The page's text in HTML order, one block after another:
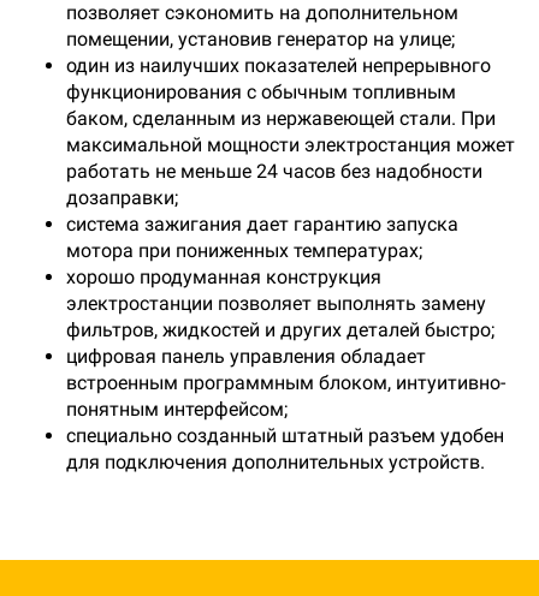
позволяет сэкономить на дополнительном
помещении, установив генератор на улице;
один из наилучших показателей непрерывного
функционирования с обычным топливным
баком, сделанным из нержавеющей стали. При
максимальной мощности электростанция может
работать не меньше 24 часов без надобности
дозаправки;
система зажигания дает гарантию запуска
мотора при пониженных температурах;
хорошо продуманная конструкция
электростанции позволяет выполнять замену
фильтров, жидкостей и других деталей быстро;
цифровая панель управления обладает
встроенным программным блоком, интуитивно-
понятным интерфейсом;
специально созданный штатный разъем удобен
для подключения дополнительных устройств.